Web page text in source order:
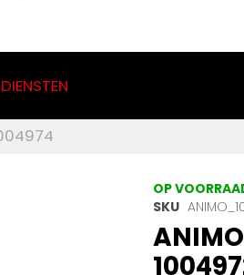
DIENSTEN
OP
SKU